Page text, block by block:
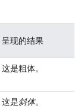
呈现的结果
这是粗体。
这是斜体。